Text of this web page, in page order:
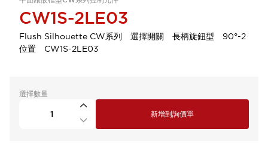
CW1S-2LE03
Flush Silhouette CW系列 選擇開關 長柄旋鈕型 90°-2
位置 CW1S-2LE03
選擇數量
新增到詢價單